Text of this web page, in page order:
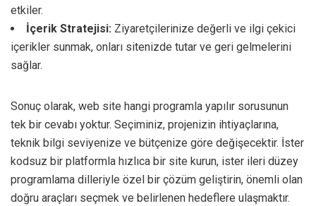
etkiler.
İçerik Stratejisi: Ziyaretçilerinize değerli ve ilgi çekici
içerikler sunmak, onları sitenizde tutar ve geri gelmelerini
sağlar.
Sonuç olarak, web site hangi programla yapılır sorusunun
tek bir cevabı yoktur. Seçiminiz, projenizin ihtiyaçlarına,
teknik bilgi seviyenize ve bütçenize göre değişecektir. İster
kodsuz bir platformla hızlıca bir site kurun, ister ileri düzey
programlama dilleriyle özel bir çözüm geliştirin, önemli olan
doğru araçları seçmek ve belirlenen hedeflere ulaşmaktır.